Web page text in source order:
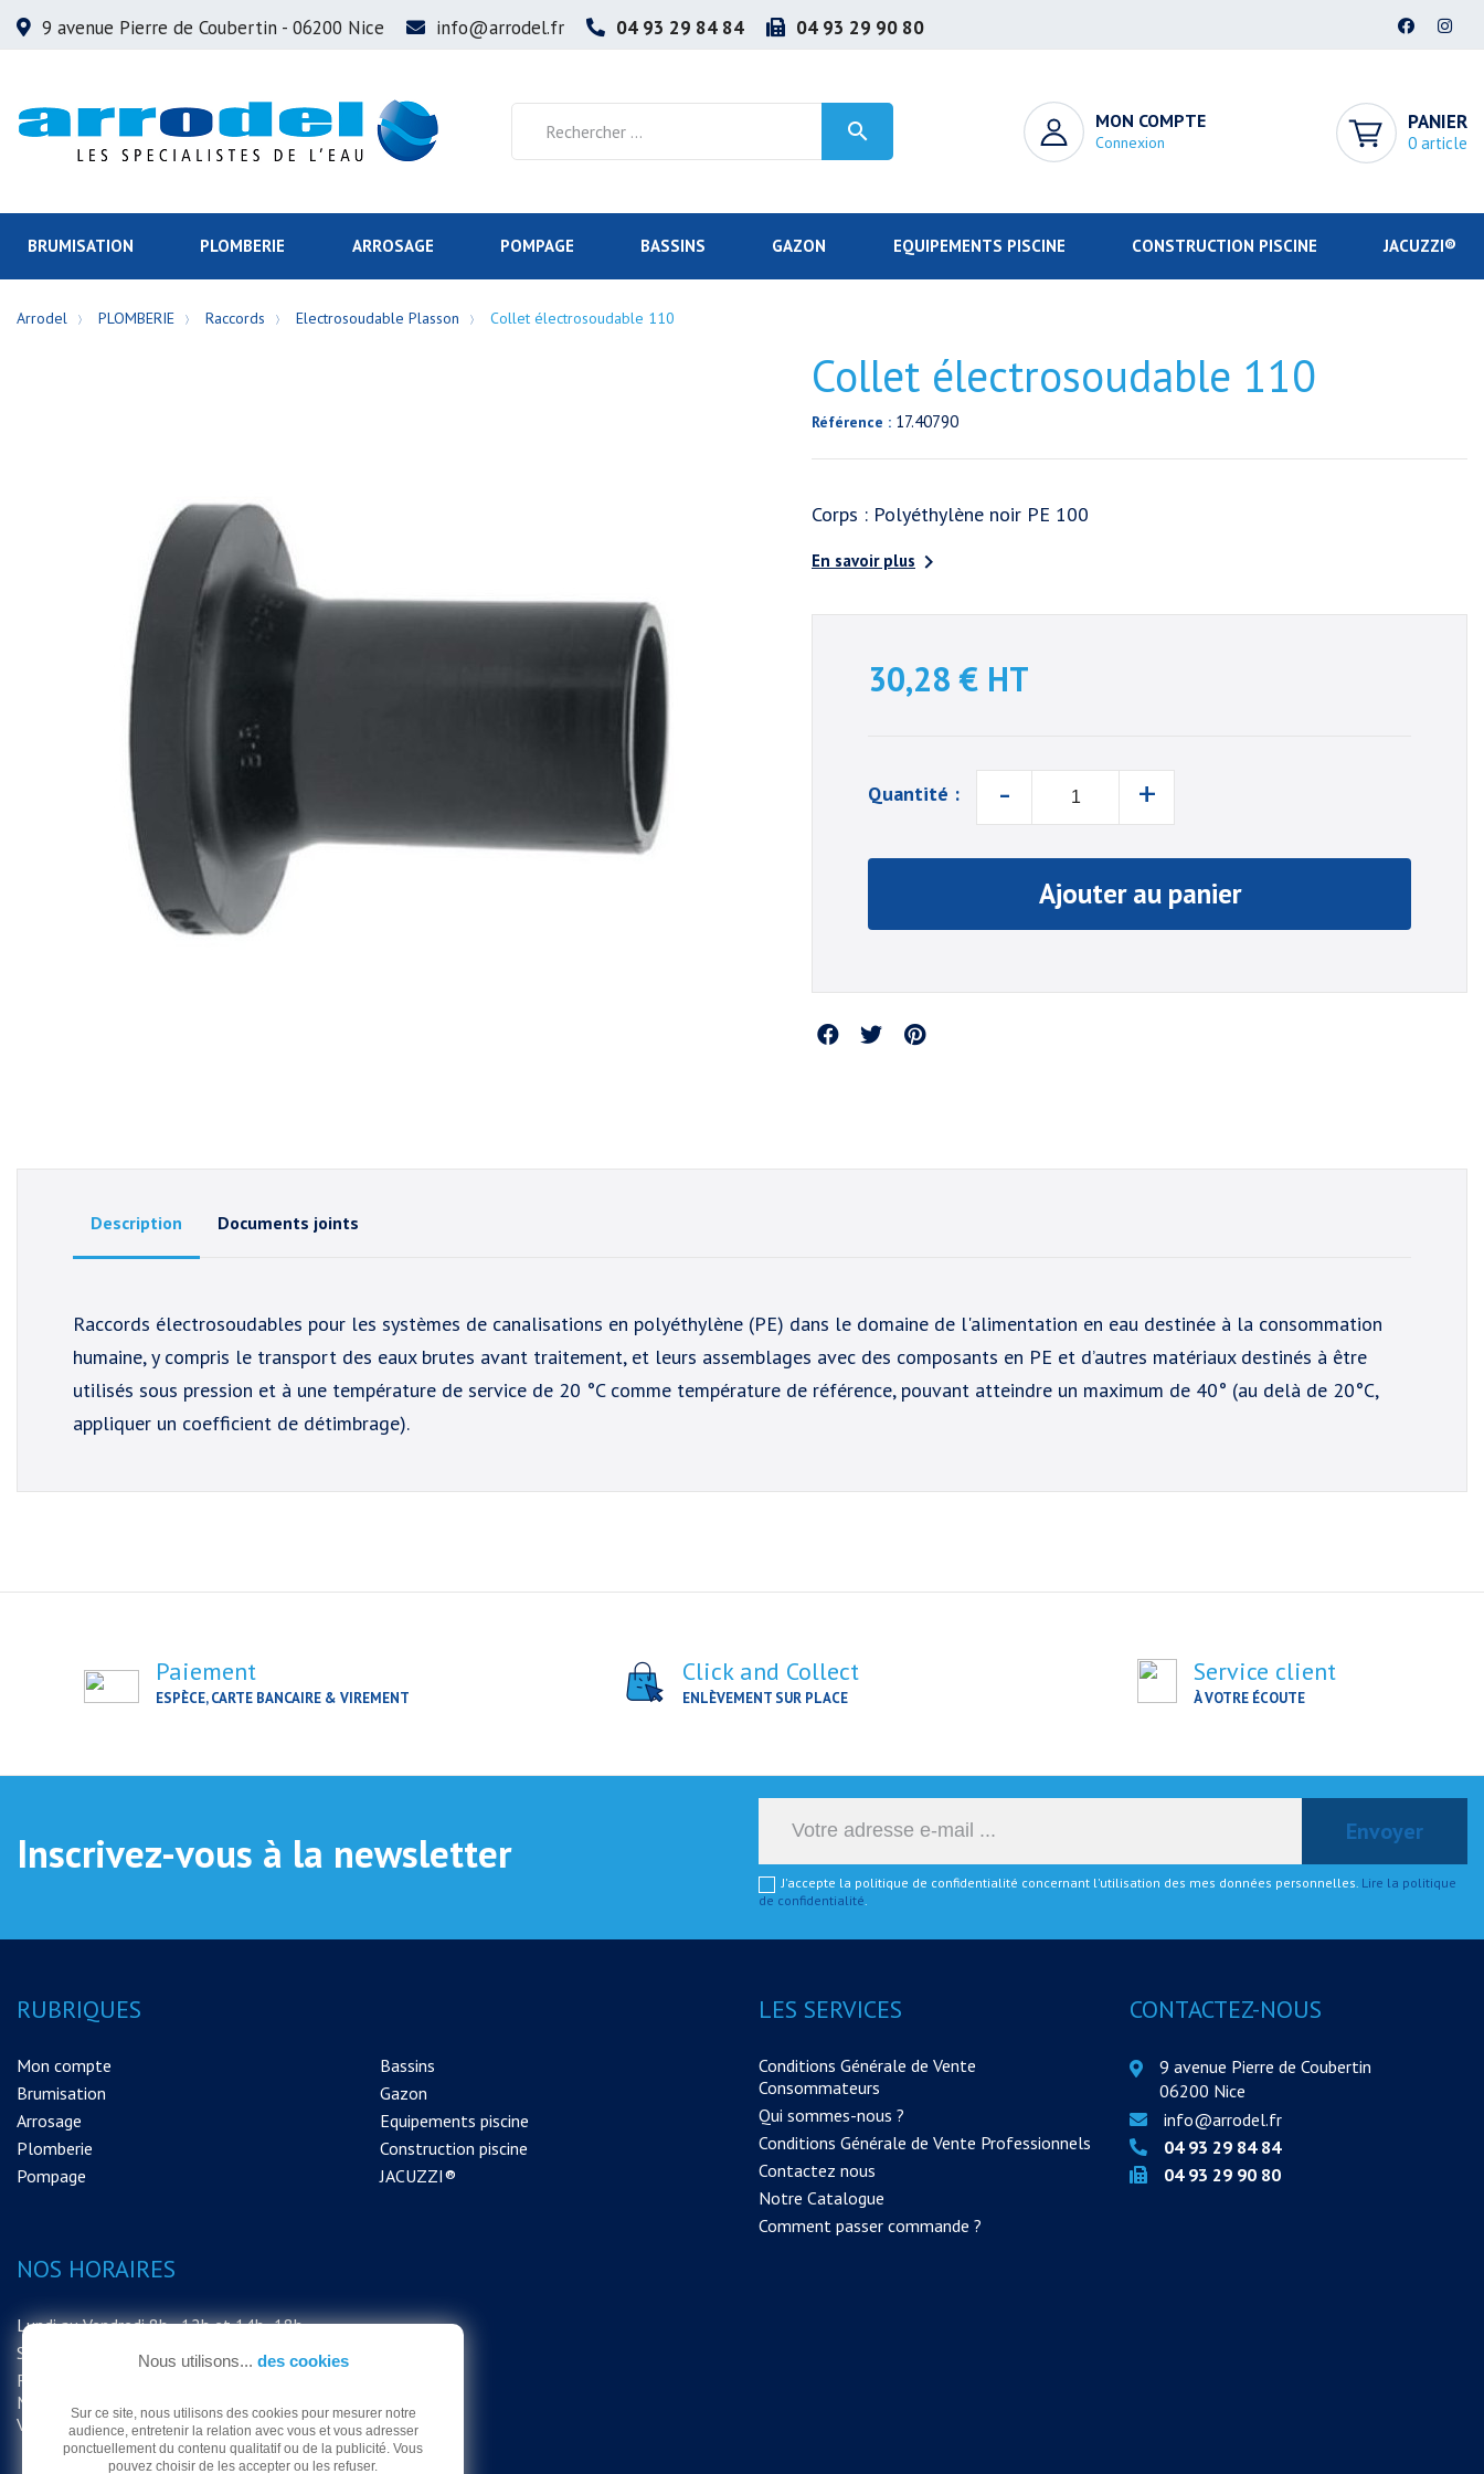
9 avenue Pierre de Coubertin - 06200 Nice info@arrodel.fr 04 93 29 84 84 04 93 29 90 80
 MON COMPTE
Connexion
PANIER
0 article
BRUMISATION PLOMBERIE ARROSAGE POMPAGE BASSINS GAZON EQUIPEMENTS PISCINE CONSTRUCTION PISCINE JACUZZI®
Arrodel PLOMBERIE Raccords Electrosoudable Plasson Collet électrosoudable 110
Collet électrosoudable 110
Référence : 17.40790
Corps : Polyéthylène noir PE 100
En savoir plus 
30,28 € HT
Quantité : - +
Ajouter au panier
Partager
Description Documents joints
Raccords électrosoudables pour les systèmes de canalisations en polyéthylène (PE) dans le domaine de l'alimentation en eau destinée à la consommation
humaine, y compris le transport des eaux brutes avant traitement, et leurs assemblages avec des composants en PE et d’autres matériaux destinés à être
utilisés sous pression et à une température de service de 20 °C comme température de référence, pouvant atteindre un maximum de 40° (au delà de 20°C,
appliquer un coefficient de détimbrage).
Paiement
ESPÈCE, CARTE BANCAIRE & VIREMENT
Click and Collect
ENLÈVEMENT SUR PLACE
Service client
À VOTRE ÉCOUTE
Inscrivez-vous à la newsletter
J'accepte la politique de confidentialité concernant l'utilisation des mes données personnelles. Lire la politique
de confidentialité
RUBRIQUES
Mon compte
Brumisation
Arrosage
Plomberie
Pompage
Bassins
Gazon
Equipements piscine
Construction piscine
JACUZZI®
LES SERVICES
Conditions Générale de Vente
Consommateurs
Qui sommes-nous ?
Conditions Générale de Vente Professionnels
Contactez nous
Notre Catalogue
Comment passer commande ?
NOS HORAIRES
Lundi au Vendredi 8h - 12h et 14h -18h
Samedi 8h - 12h
FERMETURE EXCEPTIONNELLE DU
MAGASIN LE SAMEDI 15 AOUT MERCI DE
VOTRE COMPRÉHENSION
CONTACTEZ-NOUS
9 avenue Pierre de Coubertin
06200 Nice
info@arrodel.fr
04 93 29 84 84
04 93 29 90 80
Nous utilisons... des cookies
Sur ce site, nous utilisons des cookies pour mesurer notre
audience, entretenir la relation avec vous et vous adresser
ponctuellement du contenu qualitatif ou de la publicité. Vous
pouvez choisir de les accepter ou les refuser.